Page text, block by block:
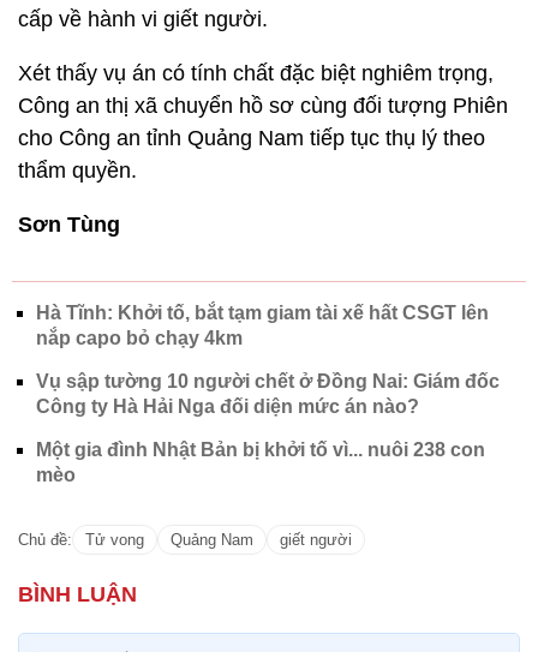
cấp về hành vi giết người.
Xét thấy vụ án có tính chất đặc biệt nghiêm trọng,
Công an thị xã chuyển hồ sơ cùng đối tượng Phiên
cho Công an tỉnh Quảng Nam tiếp tục thụ lý theo
thẩm quyền.
Sơn Tùng
Hà Tĩnh: Khởi tố, bắt tạm giam tài xế hất CSGT lên
nắp capo bỏ chạy 4km
Vụ sập tường 10 người chết ở Đồng Nai: Giám đốc
Công ty Hà Hải Nga đối diện mức án nào?
Một gia đình Nhật Bản bị khởi tố vì... nuôi 238 con
mèo
Chủ đề: Tử vong Quảng Nam giết người